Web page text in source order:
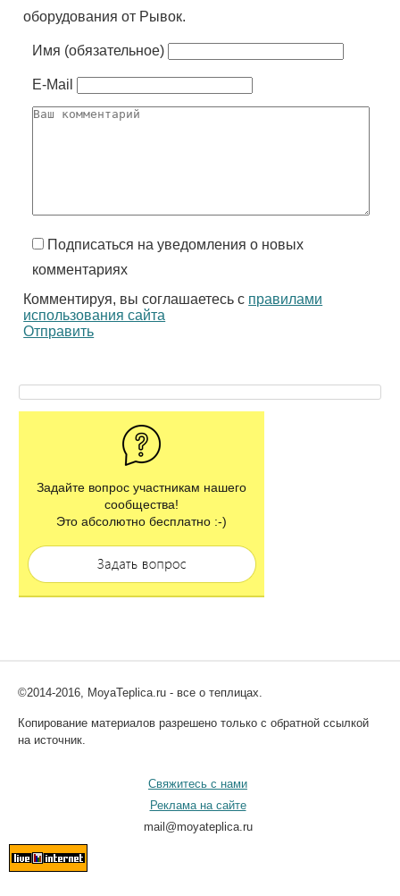
оборудования от Рывок.
Имя (обязательное)
E-Mail
Подписаться на уведомления о новых
комментариях
Комментируя, вы соглашаетесь с правилами
использования сайта
Отправить
Задайте вопрос участникам нашего
сообщества!
Это абсолютно бесплатно :-)
©2014-2016, MoyaTeplica.ru - все о теплицах.
Копирование материалов разрешено только с обратной ссылкой
на источник.
Свяжитесь с нами
Реклама на сайте
mail@moyateplica.ru